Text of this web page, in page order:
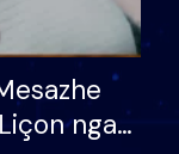
nga